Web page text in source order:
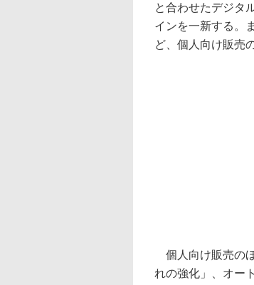
と合わせたデジタ
インを一新する。
ど、個人向け販売
個人向け販売の
れの強化」、オー